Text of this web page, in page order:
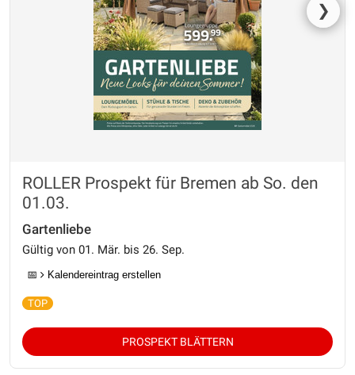
❯
ROLLER Prospekt für Bremen ab So. den
01.03.
Gartenliebe
Gültig von 01. Mär. bis 26. Sep.
📅 Kalendereintrag erstellen
PROSPEKT BLÄTTERN